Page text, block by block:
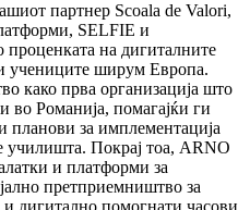
партнер Scoala de Valori,
SELFIE и
на дигиталните
учениците ширум Европа.
како прва организација што
Романија, помагајќи ги
планови за имплементација
Покрај тоа, ARNO
и платформи за
претприемништво за